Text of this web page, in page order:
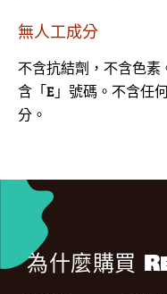
無人工成分
不含抗結劑，不含色
含「E」號碼。不含任
分。
為什麼購買